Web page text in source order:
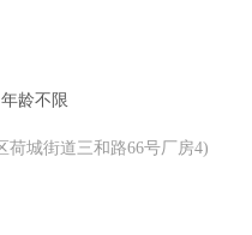
龄不限
荷城街道三和路66号厂房4)